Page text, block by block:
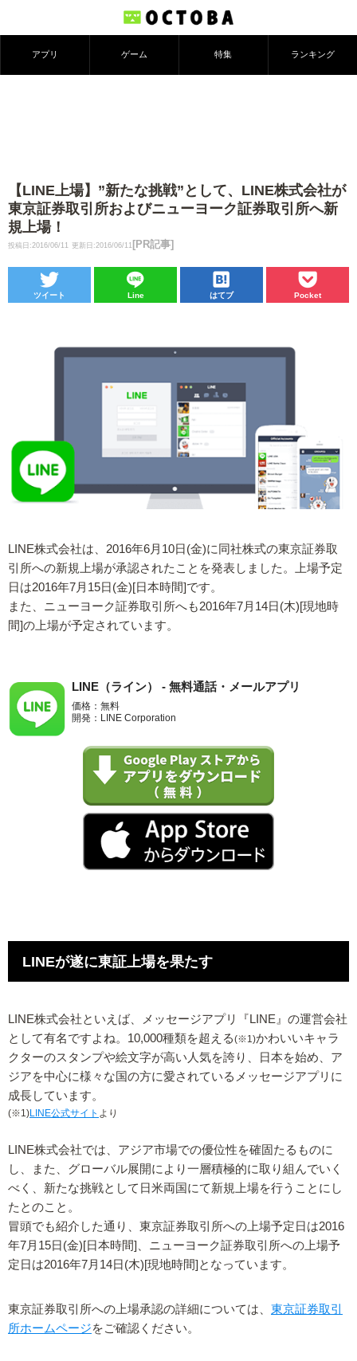
アプリ ゲーム 特集 ランキング
【LINE上場】”新たな挑戦”として、LINE株式会社が
東京証券取引所およびニューヨーク証券取引所へ新
規上場！
投稿日:2016/06/11 更新日:2016/06/11 [PR記事]
ツイート Line はてブ Pocket
LINE株式会社は、2016年6月10日(金)に同社株式の東京証券取
引所への新規上場が承認されたことを発表しました。上場予定
日は2016年7月15日(金)[日本時間]です。
また、ニューヨーク証券取引所へも2016年7月14日(木)[現地時
間]の上場が予定されています。
LINE（ライン） - 無料通話・メールアプリ
価格：無料
開発：LINE Corporation
LINEが遂に東証上場を果たす
LINE株式会社といえば、メッセージアプリ『LINE』の運営会社
として有名ですよね。10,000種類を超える(※1)かわいいキャラ
クターのスタンプや絵文字が高い人気を誇り、日本を始め、ア
ジアを中心に様々な国の方に愛されているメッセージアプリに
成長しています。
(※1)LINE公式サイト より
LINE株式会社では、アジア市場での優位性を確固たるものに
し、また、グローバル展開により一層積極的に取り組んでいく
べく、新たな挑戦として日米両国にて新規上場を行うことにし
たとのこと。
冒頭でも紹介した通り、東京証券取引所への上場予定日は2016
年7月15日(金)[日本時間]、ニューヨーク証券取引所への上場予
定日は2016年7月14日(木)[現地時間]となっています。
東京証券取引所への上場承認の詳細については、 東京証券取引
所ホームページをご確認ください。